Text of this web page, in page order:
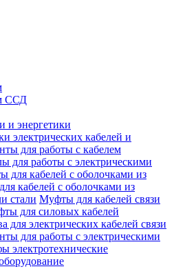
ССД
и энергетики
электрических кабелей и
для работы с кабелем
для работы с электрическими
для кабелей с оболочками из
кабелей с оболочками из
стали Муфты для кабелей связи
для силовых кабелей
для электрических кабелей связи
для работы с электрическими
электротехнические